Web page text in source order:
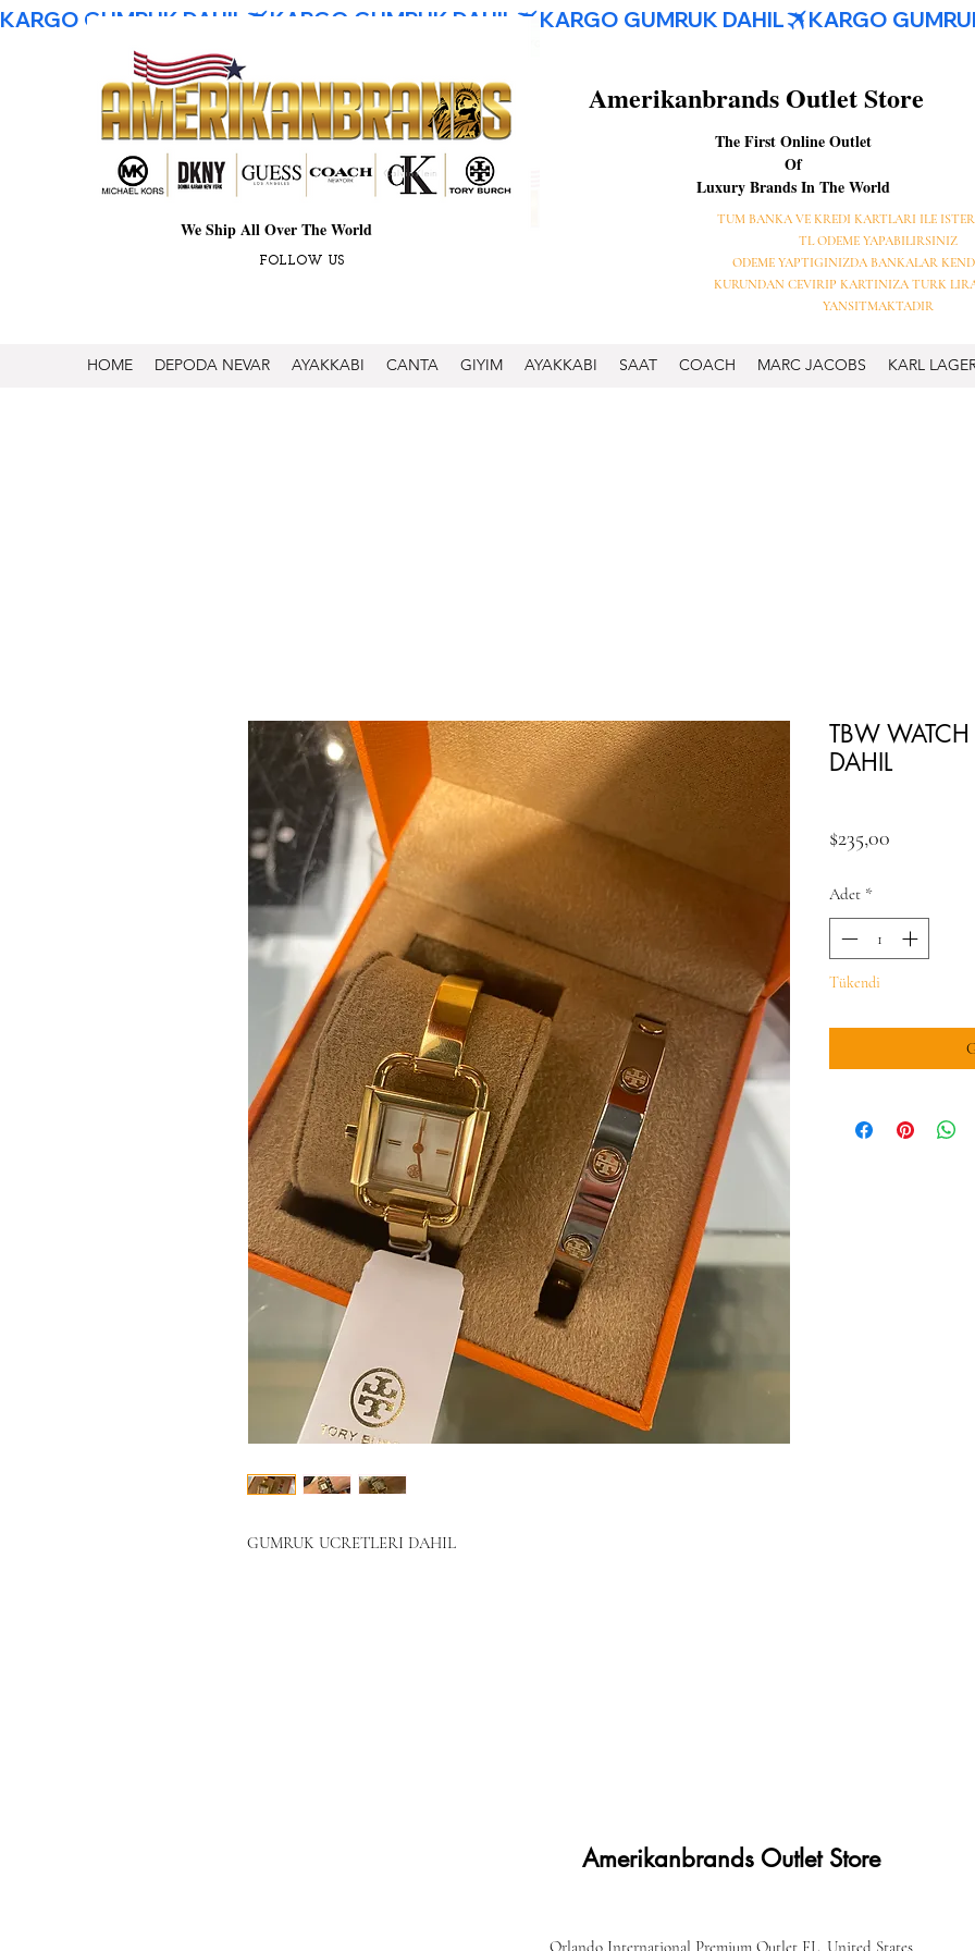
KARGO GUMRUK DAHIL
We Ship All Over The World
Amerikanbrands Outlet Store
The First Online Outlet
Of
Luxury Brands In The World
FOLLOW US
TUM BANKA VE KREDI KARTLARI ILE
TL ODEME YAPABILIRSINIZ
ODEME YAPTIGINIZDA BANKALAR
KURUNDAN CEVIRIP KARTINIZA TURK
YANSITMAKTADIR
HOME DEPODA NEVAR AYAKKABI CANTA GIYIM AYAKKABI SAAT COACH MARC JACOBS KARL
GUMRUK UCRETLERI DAHIL
TBW WATCH
DAHIL
$235,00
Adet *
Tükendi
Amerikanbrands Outlet Store
Orlando International Premium Outlet FL, United States